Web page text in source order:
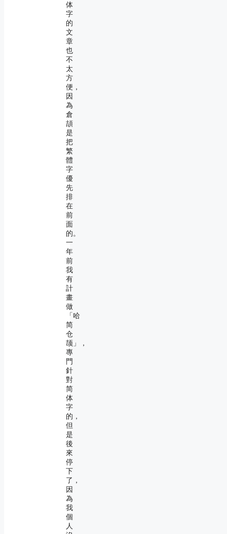
体
字
的
文
章
也
不
太
方
便，
因
為
倉
頡
是
把
繁
體
字
優
先
排
在
前
面
的。
一
年
前
我
有
計
畫
做
「哈
简
仓
颉」，
專
門
針
對
简
体
字
的，
但
是
後
來
停
下
了，
因
為
我
個
人